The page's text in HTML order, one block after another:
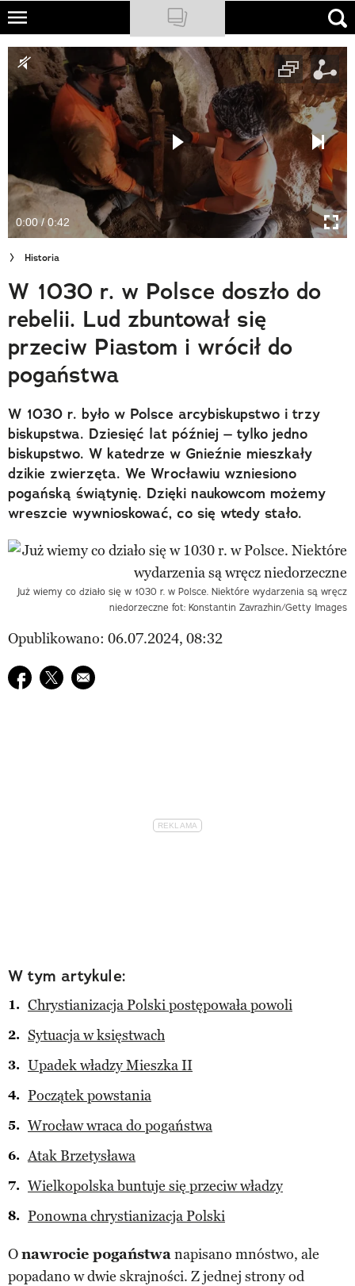
Skip
main
content
NATIONAL GEOGRAPHIC
TRAVELER
PODCASTY
Newsletter
Cuda Polski
Wielki Konkurs Fotograficzny
Trendbook Podróżniczy
Polecane
0:00 / 0:42
Historia
W 1030 r. w Polsce doszło do
rebelii. Lud zbuntował się
przeciw Piastom i wrócił do
pogaństwa
W 1030 r. było w Polsce arcybiskupstwo i trzy
biskupstwa. Dziesięć lat później – tylko jedno
biskupstwo. W katedrze w Gnieźnie mieszkały
dzikie zwierzęta. We Wrocławiu wzniesiono
pogańską świątynię. Dzięki naukowcom możemy
wreszcie wywnioskować, co się wtedy stało.
Już wiemy co działo się w 1030 r. w Polsce. Niektóre wydarzenia są wręcz
niedorzeczne fot: Konstantin Zavrazhin/Getty Images
Opublikowano: 06.07.2024, 08:32
Udostępnij na facebook
Udostępnij na twitter
E-mail do przyjaciela
W tym artykule:
Chrystianizacja Polski postępowała powoli
Sytuacja w księstwach
Upadek władzy Mieszka II
Początek powstania
Wrocław wraca do pogaństwa
Atak Brzetysława
Wielkopolska buntuje się przeciw władzy
Ponowna chrystianizacja Polski
Onawrocie pogaństwanapisano mnóstwo, ale
popadano w dwie skrajności. Z jednej strony od